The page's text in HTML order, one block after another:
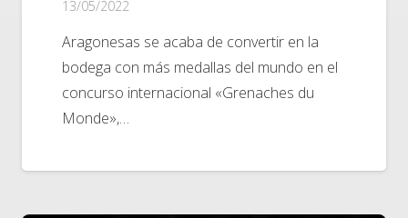
13/05/2022
Aragonesas se acaba de convertir en la
bodega con más medallas del mundo en el
concurso internacional «Grenaches du
Monde»,…